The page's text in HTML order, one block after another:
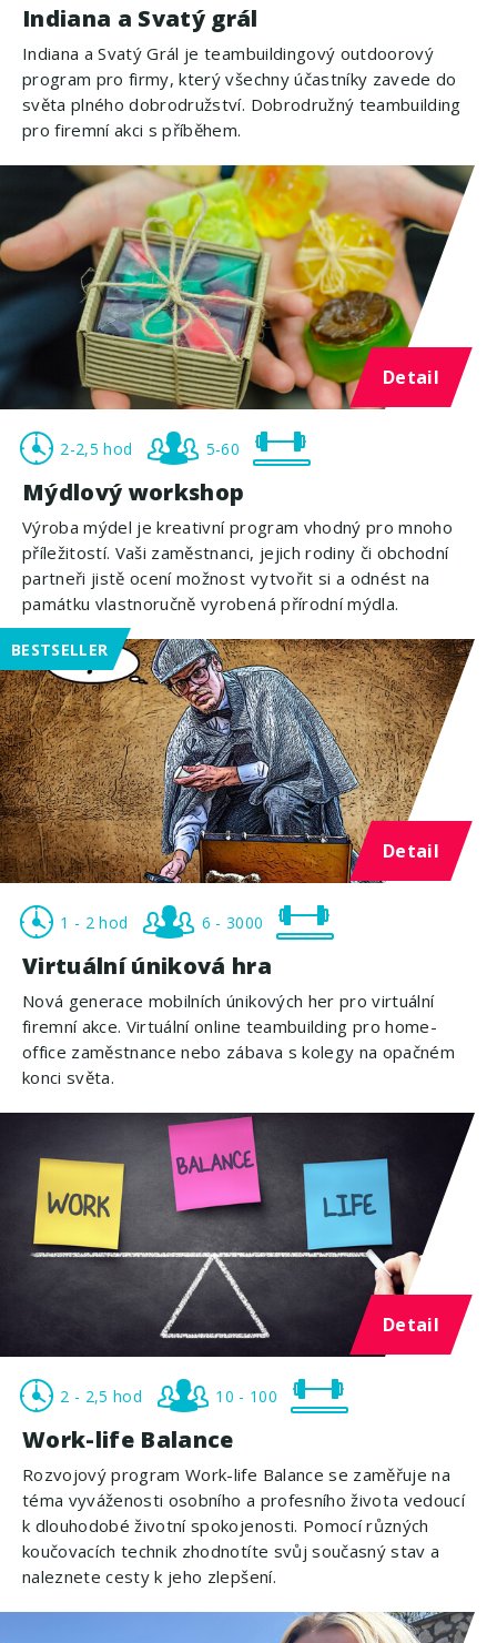
Indiana a Svatý grál
Indiana a Svatý Grál je teambuildingový outdoorový
program pro firmy, který všechny účastníky zavede do
světa plného dobrodružství. Dobrodružný teambuilding
pro firemní akci s příběhem.
Detail
2-2,5 hod 5-60
Mýdlový workshop
Výroba mýdel je kreativní program vhodný pro mnoho
příležitostí. Vaši zaměstnanci, jejich rodiny či obchodní
partneři jistě ocení možnost vytvořit si a odnést na
památku vlastnoručně vyrobená přírodní mýdla.
BESTSELLER
Detail
1 - 2 hod 6 - 3000
Virtuální úniková hra
Nová generace mobilních únikových her pro virtuální
firemní akce. Virtuální online teambuilding pro home-
office zaměstnance nebo zábava s kolegy na opačném
konci světa.
Detail
2 - 2,5 hod 10 - 100
Work-life Balance
Rozvojový program Work-life Balance se zaměřuje na
téma vyváženosti osobního a profesního života vedoucí
k dlouhodobé životní spokojenosti. Pomocí různých
koučovacích technik zhodnotíte svůj současný stav a
naleznete cesty k jeho zlepšení.